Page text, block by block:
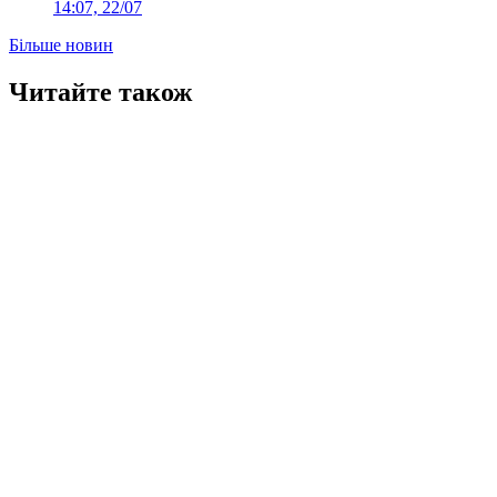
14:07, 22/07
Більше новин
Читайте також